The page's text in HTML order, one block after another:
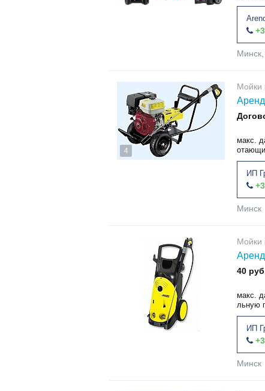
Минск,
4
Мойки
макс.
ИП
Минск
Мойки
40
макс.
льную
ИП
Минск